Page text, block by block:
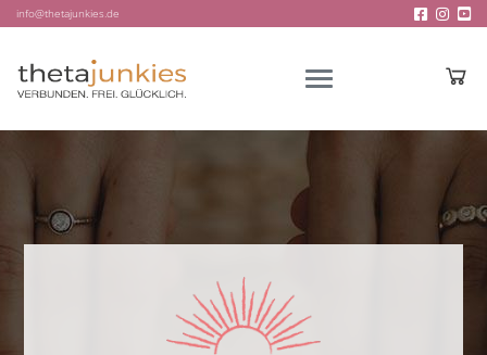
info@thetajunkies.de